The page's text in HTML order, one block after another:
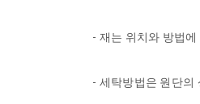
- 재는 위치와 방법
- 세탁방법은 원단의